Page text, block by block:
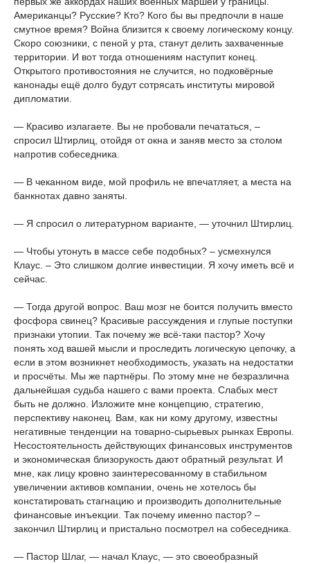
Американцы? Русские? Кто? Кого бы вы предпочли в наше
смутное время? Война близится к своему логическому концу.
Скоро союзники, с пеной у рта, станут делить захваченные
территории. И вот тогда отношениям наступит конец.
Открытого противостояния не случится, но подковёрные
канонады ещё долго будут сотрясать институты мировой
дипломатии.
— Красиво излагаете. Вы не пробовали печататься, –
спросил Штирлиц, отойдя от окна и заняв место за столом
напротив собеседника.
— В чеканном виде, мой профиль не впечатляет, а места на
банкнотах давно заняты.
— Я спросил о литературном варианте, — уточнил Штирлиц.
— Чтобы утонуть в массе себе подобных? – усмехнулся
Клаус. – Это слишком долгие инвестиции. Я хочу иметь всё и
сейчас.
— Тогда другой вопрос. Ваш мозг не боится получить вместо
фосфора свинец? Красивые рассуждения и глупые поступки
признаки утопии. Так почему же всё-таки пастор? Хочу
понять ход вашей мысли и проследить логическую цепочку, а
если в этом возникнет необходимость, указать на недостатки
и просчёты. Мы же партнёры. По этому мне не безразлична
дальнейшая судьба нашего с вами проекта. Слабых мест
быть не должно. Изложите мне концепцию, стратегию,
перспективу наконец. Вам, как ни кому другому, известны
негативные тенденции на товарно-сырьевых рынках Европы.
Несостоятельность действующих финансовых инструментов
и экономическая близорукость дают обратный результат. И
мне, как лицу кровно заинтересованному в стабильном
увеличении активов компании, очень не хотелось бы
констатировать стагнацию и производить дополнительные
финансовые инъекции. Так почему именно пастор? –
закончил Штирлиц и пристально посмотрел на собеседника.
— Пастор Шлаг, — начал Клаус, — это своеобразный